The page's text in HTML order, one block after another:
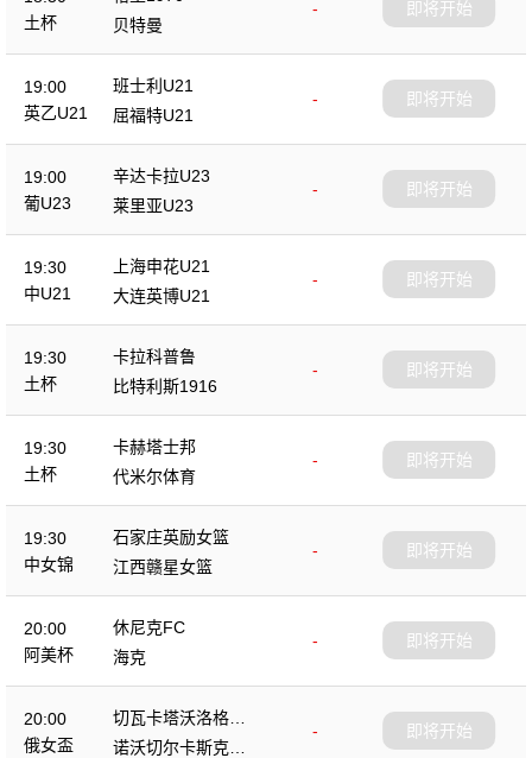
土杯
-
贝特曼
即将开始
19:00
英乙U21
班士利U21
-
屈福特U21
即将开始
19:00
葡U23
辛达卡拉U23
-
莱里亚U23
即将开始
19:30
中U21
上海申花U21
-
大连英博U21
即将开始
19:30
土杯
卡拉科普鲁
-
比特利斯1916
即将开始
19:30
土杯
卡赫塔士邦
-
代米尔体育
即将开始
19:30
中女锦
石家庄英励女篮
-
江西赣星女篮
即将开始
20:00
阿美杯
休尼克FC
-
海克
即将开始
20:00
俄女盃
切瓦卡塔沃洛格达
女篮
-
诺沃切尔卡斯克女
即将开始